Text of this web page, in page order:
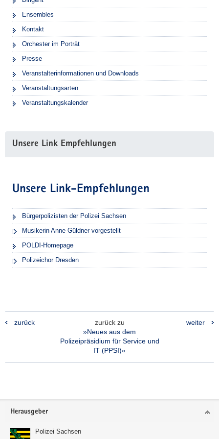
Ensembles
Kontakt
Orchester im Porträt
Presse
Veranstalterinformationen und Downloads
Veranstaltungsarten
Veranstaltungskalender
Unsere Link Empfehlungen
Unsere Link-Empfehlungen
Bürgerpolizisten der Polizei Sachsen
Musikerin Anne Güldner vorgestellt
POLDI-Homepage
Polizeichor Dresden
zurück
zurück zu
»Neues aus dem
Polizeipräsidium für Service und
IT (PPSI)«
weiter
Footer-
Herausgeber
Polizei Sachsen